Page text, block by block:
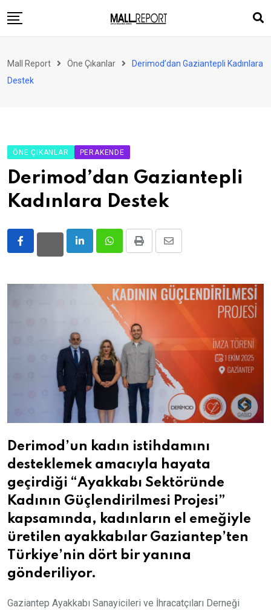
to
Perakende
Ürün ve Hizmet
Enerji
Haber
Gündem
Atamalar
Mall Report Öne Çıkanlar
Derimod’dan Gaziantepli Kadınlara
Destek
ÖNE ÇIKANLAR PERAKENDE
Derimod’dan Gaziantepli
Kadınlara Destek
LinkedInWhatsappPrint
Share
Email
Derimod’un kadın istihdamını
desteklemek amacıyla hayata
geçirdiği “Ayakkabı Sektöründe
Kadının Güçlendirilmesi Projesi”
kapsamında, kadınların el emeğiyle
üretilen ayakkabılar Gaziantep’ten
Türkiye’nin dört bir yanına
gönderiliyor.
Gaziantep Ayakkabı Sanayicileri ve İhracatçıları Derneği